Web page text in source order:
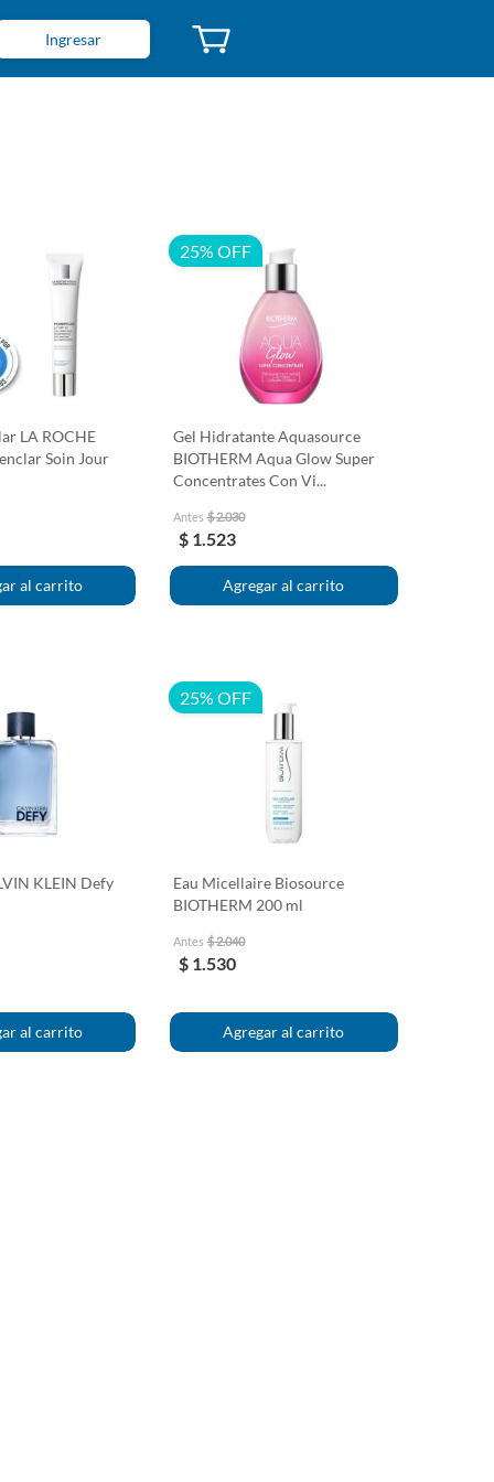
Ingresar
LA ROCHE
Soin Jour
25% OFF
Gel Hidratante Aquasource
BIOTHERM Aqua Glow Super
Concentrates Con Vi...
Antes $ 2.030
$ 1.523
KLEIN Defy
25% OFF
Eau Micellaire Biosource
BIOTHERM 200 ml
Antes $ 2.040
$ 1.530